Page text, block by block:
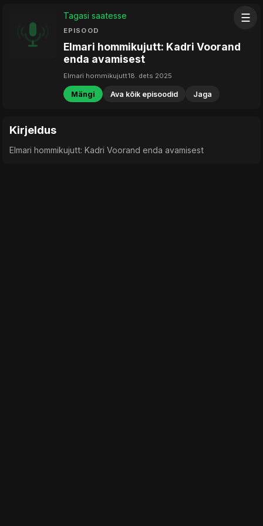
☰
Tagasi saatesse
EPISOOD
Elmari hommikujutt: Kadri Voorand
enda avamisest
Elmari hommikujutt18. dets 2025
Mängi Ava kõik episoodid Jaga
Kirjeldus
Elmari hommikujutt: Kadri Voorand enda avamisest